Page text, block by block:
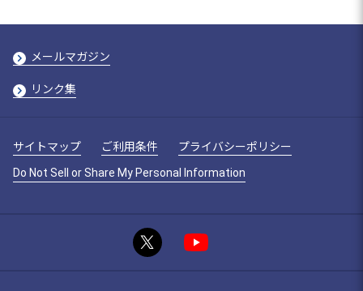
メールマガジン
リンク集
サイトマップ ご利用条件
プライバシーポリシー
Do Not Sell or Share My Personal Information